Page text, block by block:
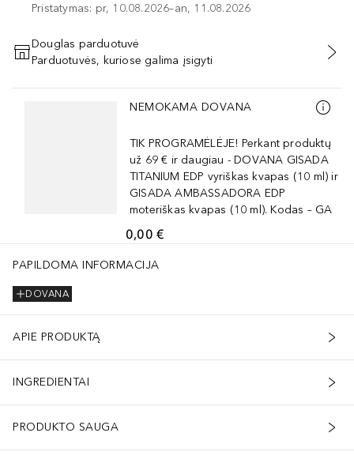
Pristatymas: pr, 10.08.2026–an, 11.08.2026
PRIDĖTI Į KREPŠELĮ
Douglas parduotuvė
Parduotuvės, kuriose galima įsigyti
Praleisti slankiklį
NEMOKAMA DOVANA
TIK PROGRAMĖLĖJE! Perkant produktų
už 69 € ir daugiau - DOVANA GISADA
TITANIUM EDP vyriškas kvapas (10 ml) ir
GISADA AMBASSADORA EDP
moteriškas kvapas (10 ml). Kodas – GA
0,00 €
PAPILDOMA INFORMACIJA
DOVANA
APIE PRODUKTĄ
INGREDIENTAI
PRODUKTO SAUGA